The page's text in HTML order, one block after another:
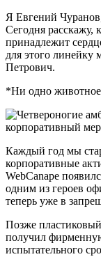
Я Евгений
Сегодня расскажу,
принадлежит
для этого линейку
Петрович.
*Ни одно животное
Каждый год мы
корпоративные
WebCanape
одним из героев
теперь уже в
Позже
получил
испытательного